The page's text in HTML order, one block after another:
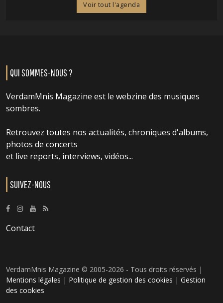
Voir tout l'agenda
QUI SOMMES-NOUS ?
VerdamMnis Magazine est le webzine des musiques
sombres.
Retrouvez toutes nos actualités, chroniques d'albums,
photos de concerts
et live reports, interviews, vidéos...
SUIVEZ-NOUS
Contact
VerdamMnis Magazine © 2005-2026 - Tous droits réservés |
Mentions légales | Politique de gestion des cookies | Gestion
des cookies